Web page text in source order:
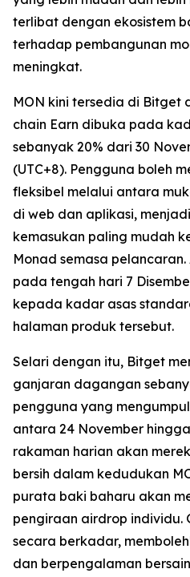
terlibat dengan ekosistem
terhadap pembangunan
meningkat.
MON kini tersedia di Bitget
chain Earn dibuka pada
sebanyak 20% dari 30
(UTC+8). Pengguna boleh
fleksibel melalui antara
di web dan aplikasi,
kemasukan paling mudah
Monad semasa
pada tengah hari 7
kepada kadar asas
halaman produk tersebut.
Selari dengan itu, Bitget
ganjaran dagangan
pengguna yang
antara 24 November hingga
rakaman harian akan
bersih dalam kedudukan
purata baki baharu akan
pengiraan airdrop individu.
secara berkadar,
dan berpengalaman